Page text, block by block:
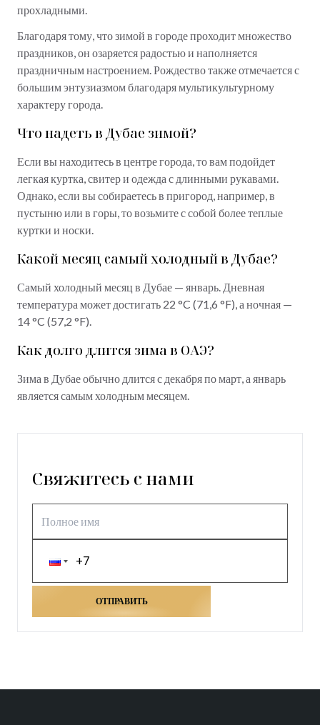
прохладными.
Благодаря тому, что зимой в городе проходит множество
праздников, он озаряется радостью и наполняется
праздничным настроением. Рождество также отмечается с
большим энтузиазмом благодаря мультикультурному
характеру города.
Что надеть в Дубае зимой?
Если вы находитесь в центре города, то вам подойдет
легкая куртка, свитер и одежда с длинными рукавами.
Однако, если вы собираетесь в пригород, например, в
пустыню или в горы, то возьмите с собой более теплые
куртки и носки.
Какой месяц самый холодный в Дубае?
Самый холодный месяц в Дубае — январь. Дневная
температура может достигать 22 °C (71,6 °F), а ночная —
14 °C (57,2 °F).
Как долго длится зима в ОАЭ?
Зима в Дубае обычно длится с декабря по март, а январь
является самым холодным месяцем.
Свяжитесь с нами
ОТПРАВИТЬ